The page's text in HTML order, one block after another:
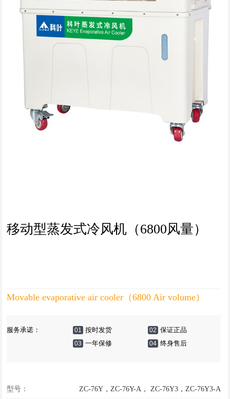
移动型蒸发式冷风机（6800风量）
Movable evaporative air cooler（6800 Air volume）
服务承诺： 01 按时发货 02 保证正品
03 一年保修 04 终身售后
型号： ZC-76Y，ZC-76Y-A， ZC-76Y3，ZC-76Y3-A